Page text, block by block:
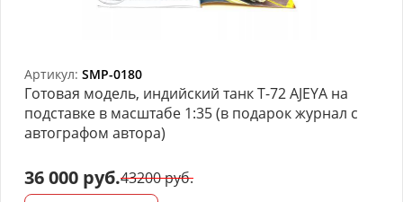
Артикул: SMP-0180
Готовая модель, индийский танк T-72 AJEYA на
подставке в масштабе 1:35 (в подарок журнал с
автографом автора)
36 000 руб.43200 руб.